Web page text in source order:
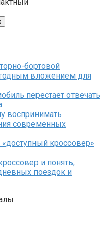
бортовой
вложением для
перестает отвечать
воспринимать
современных
кроссовер»
и понять,
поездок и